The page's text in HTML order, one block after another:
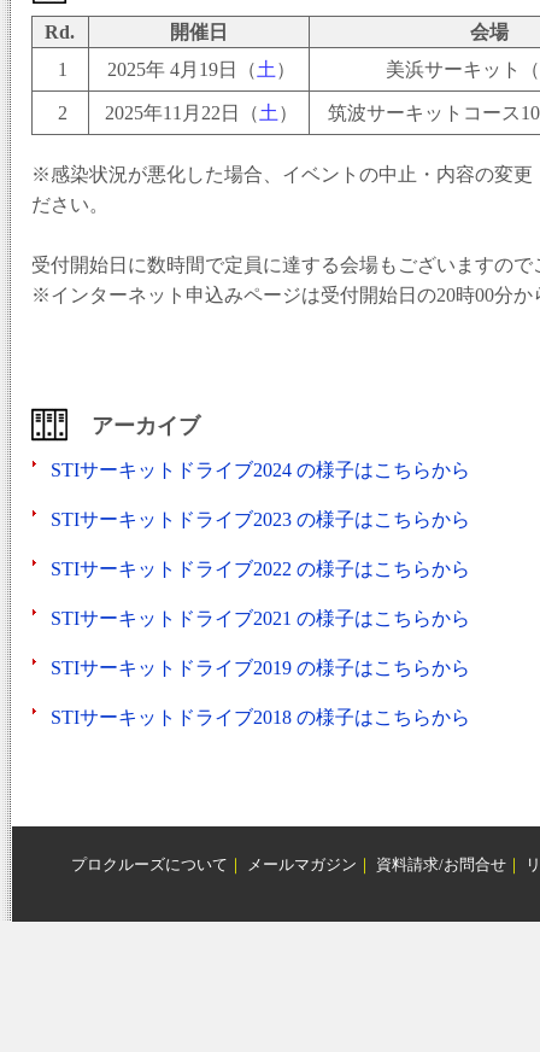
Rd. 開催日
会場
1
2025年 4月19日（土 ） 美浜サーキット
2 2025年11月22日（土 ） 筑波サーキットコース
※感染状況が悪化した場合、イベントの中止・内容の変
ださい。
受付開始日に数時間で定員に達する会場もございますので
※インターネット申込みページは受付開始日の20時00分
アーカイブ
STIサーキットドライブ2024 の様子はこちらから
STIサーキットドライブ2023 の様子はこちらから
STIサーキットドライブ2022 の様子はこちらから
STIサーキットドライブ2021 の様子はこちらから
STIサーキットドライブ2019 の様子はこちらから
STIサーキットドライブ2018 の様子はこちらから
プロクルーズについて ｜ メールマガジン ｜ 資料請求/お問合せ｜